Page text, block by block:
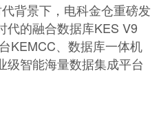
背景下，电科金仓重磅发
代的融合数据库KES V9
KEMCC、数据库一体机
级智能海量数据集成平台